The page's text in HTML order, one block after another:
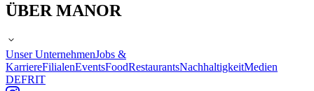
ÜBER MANOR
Unser UnternehmenJobs &
KarriereFilialenEventsFoodRestaurantsNachhaltigkeitMedien
DEFRIT